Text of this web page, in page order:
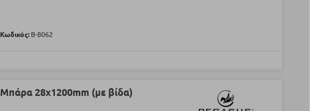
Κωδικός: Β-8062
Μπάρα 28x1200mm (με βίδα)